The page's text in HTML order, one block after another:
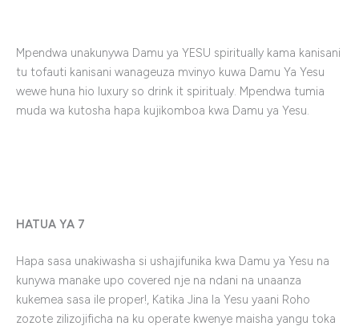
Mpendwa unakunywa Damu ya YESU spiritually kama kanisani
tu tofauti kanisani wanageuza mvinyo kuwa Damu Ya Yesu
wewe huna hio luxury so drink it spiritualy. Mpendwa tumia
muda wa kutosha hapa kujikomboa kwa Damu ya Yesu.
HATUA YA 7
Hapa sasa unakiwasha si ushajifunika kwa Damu ya Yesu na
kunywa manake upo covered nje na ndani na unaanza
kukemea sasa ile proper!, Katika Jina la Yesu yaani Roho
zozote zilizojificha na ku operate kwenye maisha yangu toka